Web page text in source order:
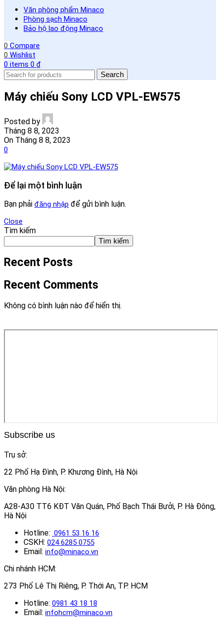
Văn phòng phẩm Minaco
Phòng sạch Minaco
Bảo hộ lao động Minaco
0 Compare
0 Wishlist
0 items 0 ₫
Search
Máy chiếu Sony LCD VPL-EW575
Posted by
Tháng 8 8, 2023
On Tháng 8 8, 2023
0
Để lại một bình luận
Bạn phải đăng nhập để gửi bình luận.
Close
Tìm kiếm
Tìm kiếm
Recent Posts
Recent Comments
Không có bình luận nào để hiển thị.
Subscribe us
Trụ sở:
22 Phố Hạ Đình, P. Khương Đình, Hà Nội
Văn phòng Hà Nội:
A28-A30 TT6 KĐT Văn Quán, Phố Bạch Thái Bưởi, P. Hà Đông,
Hà Nội
Hotline: 0961 53 16 16
CSKH: 024 6285 0755
Email: info@minaco.vn
Chi nhánh HCM:
273 Phố Lê Thị Riêng, P. Thới An, TP. HCM
Hotline: 0981 43 18 18
Email: infohcm@minaco.vn